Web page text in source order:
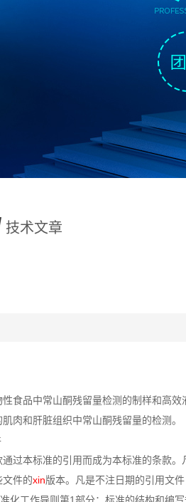
技术文章
食品中常山酮残留量检测的制样和高效
肉和肝脏组织中常山酮残留量的检测。
过本标准的引用而成为本标准的条款
文件的xin版本。凡是不注日期的引用文